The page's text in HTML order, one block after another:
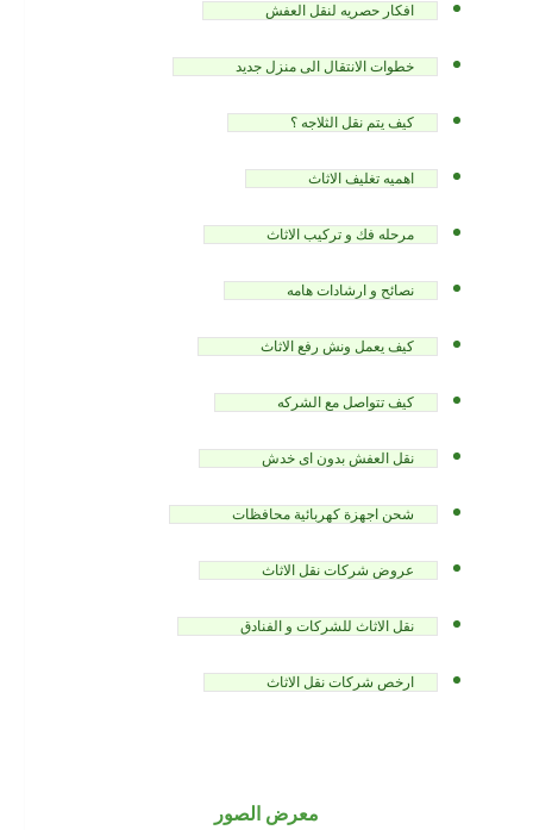
افكار حصريه لنقل العفش
خطوات الانتقال الى منزل جديد
كيف يتم نقل الثلاجه ؟
اهميه تغليف الاثاث
مرحله فك و تركيب الاثاث
نصائح و ارشادات هامه
كيف يعمل ونش رفع الاثاث
كيف تتواصل مع الشركه
نقل العفش بدون اى خدش
شحن اجهزة كهربائية محافظات
عروض شركات نقل الاثاث
نقل الاثاث للشركات و الفنادق
ارخص شركات نقل الاثاث
معرض الصور